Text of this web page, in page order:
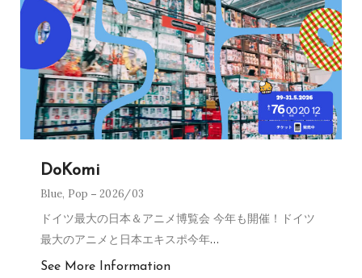
DoKomi
Blue, Pop 2026/03
ドイツ最大の日本＆アニメ博覧会 今年も開催！ドイツ
最大のアニメと日本エキスポ今年…
See More Information